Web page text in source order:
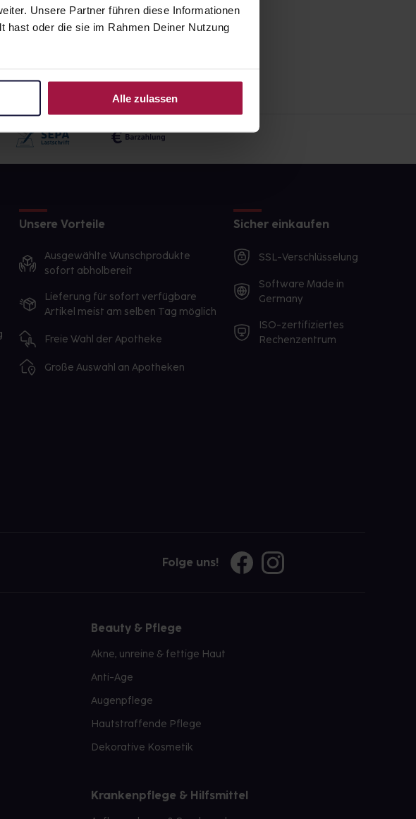
Unsere Partner führen diese Informationen
hast oder die sie im Rahmen Deiner Nutzung
Alle zulassen
Unsere Vorteile
Ausgewählte Wunschprodukte
sofort abholbereit
Lieferung für sofort verfügbare
Artikel meist am selben Tag möglich
Freie Wahl der Apotheke
Große Auswahl an Apotheken
Sicher einkaufen
SSL-Verschlüsselung
Software Made in
Germany
ISO-zertifiziertes
Rechenzentrum
Folge uns!
Beauty & Pflege
Akne, unreine & fettige Haut
Anti-Age
Augenpflege
Hautstraffende Pflege
Dekorative Kosmetik
Krankenpflege & Hilfsmittel